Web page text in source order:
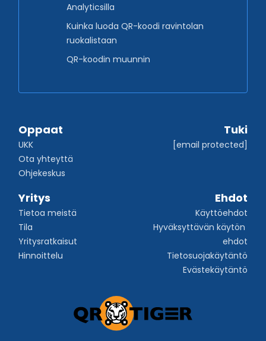
Analyticsilla
Kuinka luoda QR-koodi ravintolan
ruokalistaan
QR-koodin muunnin
Oppaat
UKK
Ota yhteyttä
Ohjekeskus
Tuki
[email protected]
Yritys
Tietoa meistä
Tila
Yritysratkaisut
Hinnoittelu
Ehdot
Käyttöehdot
Hyväksyttävän käytön
ehdot
Tietosuojakäytäntö
Evästekäytäntö